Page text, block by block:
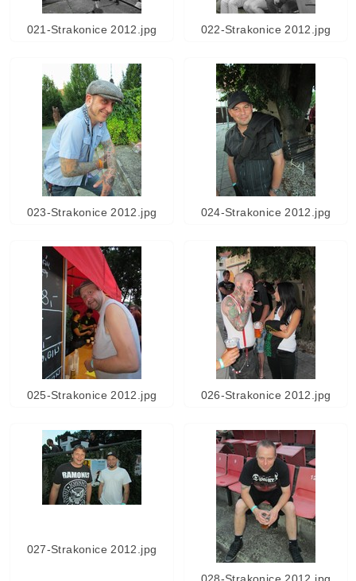
021-Strakonice 2012.jpg 022-Strakonice 2012.jpg
023-Strakonice 2012.jpg 024-Strakonice 2012.jpg
025-Strakonice 2012.jpg 026-Strakonice 2012.jpg
027-Strakonice 2012.jpg
028-Strakonice 2012.jpg